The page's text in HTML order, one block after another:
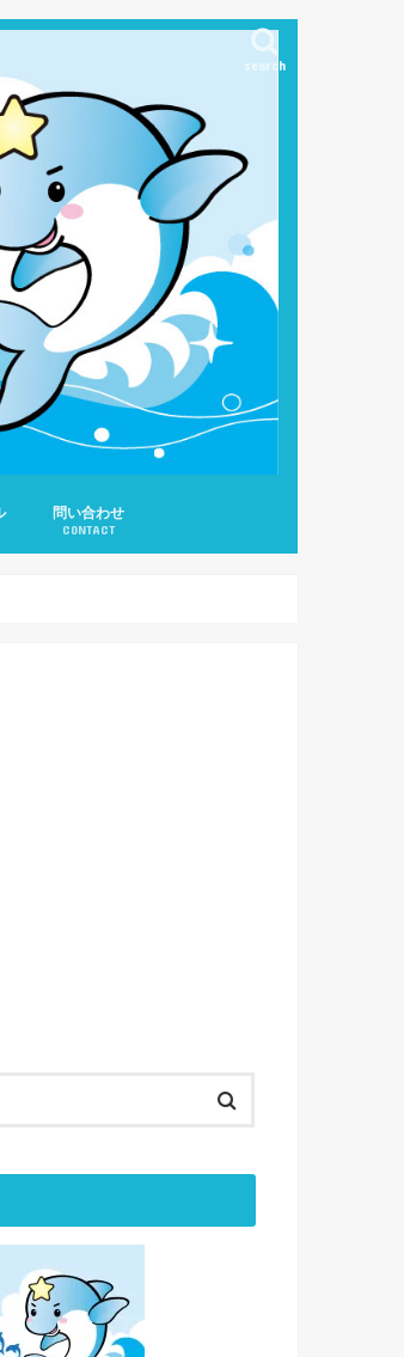
search
問い合わせ
CONTACT